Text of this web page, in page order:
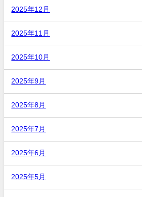
2025年12月
2025年11月
2025年10月
2025年9月
2025年8月
2025年7月
2025年6月
2025年5月